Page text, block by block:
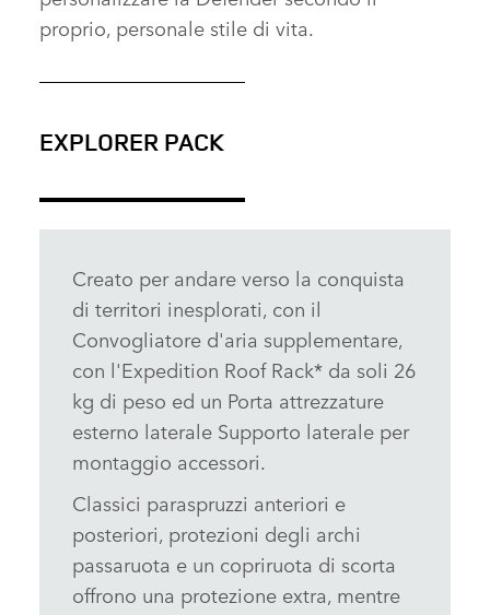
proprio, personale stile di vita.
EXPLORER PACK
Creato per andare verso la conquista
di territori inesplorati, con il
Convogliatore d'aria supplementare,
con l'Expedition Roof Rack* da soli 26
kg di peso ed un Porta attrezzature
esterno laterale Supporto laterale per
montaggio accessori.
Classici paraspruzzi anteriori e
posteriori, protezioni degli archi
passaruota e un copriruota di scorta
offrono una protezione extra, mentre